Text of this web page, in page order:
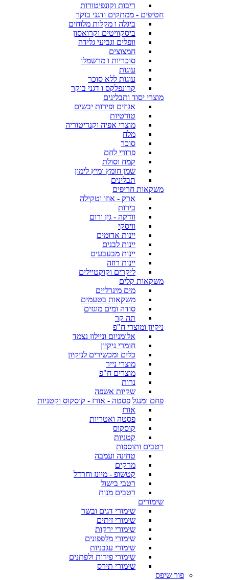
ריבות וקונפיטורות
חטיפים - ממתקים ודגני בוקר
ביגלה ו מקלות מלוחים
ביסקוויטים וקרואסון
וופלים וגביעי גלידה
חמצוצים
סוכריות ו מרשמלו
עוגות
עוגות ללא סוכר
קרונפלקס ו דגני בוקר
מוצרי יסוד ותבלינים
אגוזים ופירות יבשים
טורטיות
מוצרי אפיה וקנדיטוריה
מלח
סוכר
פרורי לחם
קמח וסולת
שמן חומץ ומיץ לימון
תבלינים
משקאות חריפים
ארק - אוזו וטקילה
בירות
וודקה - גין ורום
וויסקי
יינות אדומים
יינות לבנים
יינות מבעבעים
יינות רוזה
ליקרים וקוקטיילים
משקאות קלים
מים מינרליים
משקאות בטעמים
סודה ומים מוגזים
תה קר
ניקיון ומוצרי ח"פ
אלומניום וניילון נצמד
חומרי ניקיון
כלים ומכשירים לניקיון
מוצרי נייר
מוצרים ח"פ
נרות
שקיות אשפה
פחם ומנגל פסטה - אורז - קוסקוס וקטניות
אורז
פסטה ואטריות
קוסקוס
קטניות
רטבים ותוספות
טחינה ועמבה
מרקים
קטשופ - מיונז וחרדל
רטבי בישול
רטבים מנות
שימורים
שימורי דגים ובשר
שימורי זיתים
שימורי ירקות
שימורי מלפפונים
שימורי עגבניות
שימורי פירות ולפתנים
שימורי תירס
פור שיפס